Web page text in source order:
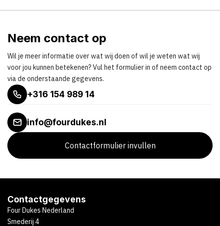
Neem contact op
Wil je meer informatie over wat wij doen of wil je weten wat wij
voor jou kunnen betekenen? Vul het formulier in of neem contact op
via de onderstaande gegevens.
+316 154 989 14
info@fourdukes.nl
Contactformulier invullen
Contactgegevens
Four Dukes Nederland
Smederij 4